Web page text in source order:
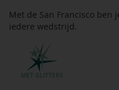
Met de San Francisco ben
iedere wedstrijd.